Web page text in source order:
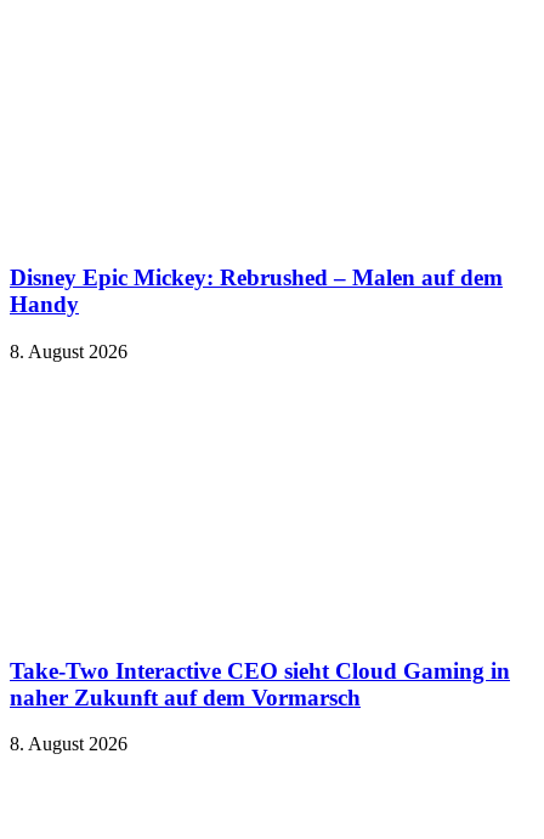
Disney Epic Mickey: Rebrushed – Malen auf dem
Handy
8. August 2026
Take-Two Interactive CEO sieht Cloud Gaming in
naher Zukunft auf dem Vormarsch
8. August 2026